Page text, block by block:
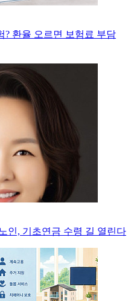
? 환율 오르면 보험료 부담
인, 기초연금 수령 길 열린다